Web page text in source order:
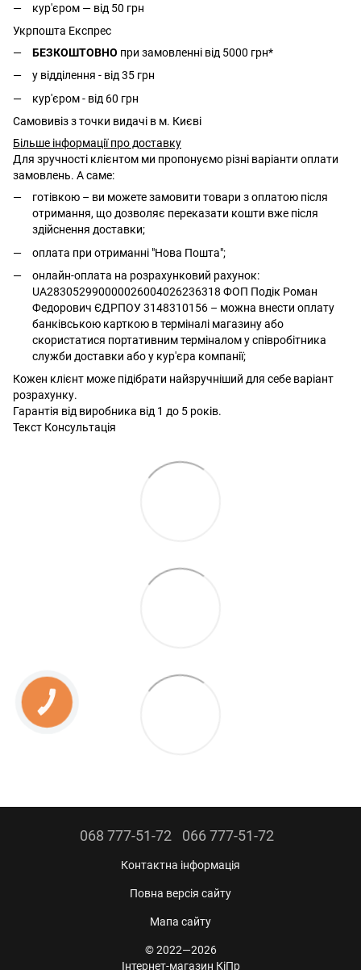
кур'єром — від 50 грн
Укрпошта Експрес
БЕЗКОШТОВНО при замовленні від 5000 грн*
у відділення - від 35 грн
кур'єром - від 60 грн
Самовивіз з точки видачі в м. Києві
Більше інформації про доставку
Для зручності клієнтом ми пропонуємо різні варіанти оплати
замовлень. А саме:
готівкою – ви можете замовити товари з оплатою після
отримання, що дозволяє переказати кошти вже після
здійснення доставки;
оплата при отриманні "Нова Пошта";
онлайн-оплата на розрахунковий рахунок:
UA283052990000026004026236318 ФОП Подік Роман
Федорович ЄДРПОУ 3148310156 – можна внести оплату
банківською карткою в терміналі магазину або
скористатися портативним терміналом у співробітника
служби доставки або у кур'єра компанії;
Кожен клієнт може підібрати найзручніший для себе варіант
розрахунку.
Гарантія від виробника від 1 до 5 років.
Текст Консультація
068 777-51-72 066 777-51-72
Контактна інформація
Повна версія сайту
Мапа сайту
© 2022—2026
Інтернет-магазин КіПр
КНОПКА
ЗВ'ЯЗКУ